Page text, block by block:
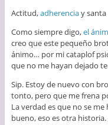
Actitud,adherenciay santa
Como siempre digo,el
creo que este pequeño
ánimo… por mi cataplof
que no me hayan dejado
Sip. Estoy de nuevo con
tonto, pero que me frena
La verdad es que no se
bueno, eso es otra historia.